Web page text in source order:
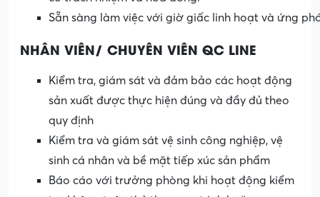
Sẵn sàng làm việc với giờ giấc linh hoạt và ứng
NHÂN VIÊN/ CHUYÊN VIÊN QC LINE
Kiểm tra, giám sát và đảm bảo các hoạt động
sản xuất được thực hiện đúng và đầy đủ theo
quy định
Kiểm tra và giám sát vệ sinh công nghiệp, vệ
sinh cá nhân và bề mặt tiếp xúc sản phẩm
Báo cáo với trưởng phòng khi hoạt động kiểm